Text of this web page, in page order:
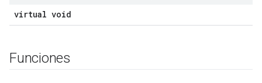
virtual void
Funciones